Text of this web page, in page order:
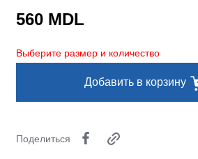
Аксессуары
Шорты
560 MDL
Выберите размер и количество
Добавить в корзину
Поделиться